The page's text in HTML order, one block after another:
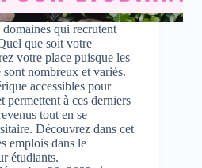
qui recrutent
que soit votre
votre place puisque les
nombreux et variés.
accessibles pour
permettent à ces derniers
tout en se
Découvrez dans cet
emplois dans le
étudiants.